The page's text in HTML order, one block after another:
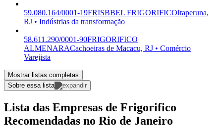
59.080.164/0001-19FRISBBEL FRIGORIFICOItaperuna,
RJ • Indústrias da transformação
58.611.290/0001-90FRIGORIFICO
ALMENARACachoeiras de Macacu, RJ • Comércio
Varejista
Mostrar listas completas
Sobre essa lista
Lista das Empresas de Frigorifico
Recomendadas no Rio de Janeiro